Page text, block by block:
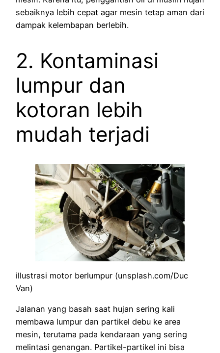
sebaiknya lebih cepat agar mesin tetap aman dari
dampak kelembapan berlebih.
2. Kontaminasi
lumpur dan
kotoran lebih
mudah terjadi
illustrasi motor berlumpur (unsplash.com/Duc
Van)
Jalanan yang basah saat hujan sering kali
membawa lumpur dan partikel debu ke area
mesin, terutama pada kendaraan yang sering
melintasi genangan. Partikel-partikel ini bisa